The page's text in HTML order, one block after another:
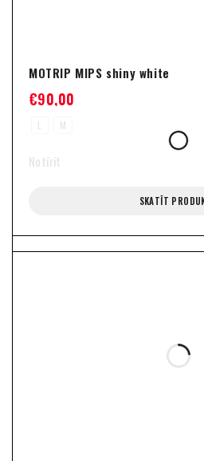
MOTRIP MIPS shiny white
€90,00
L M
Notīrīt
SKATĪT